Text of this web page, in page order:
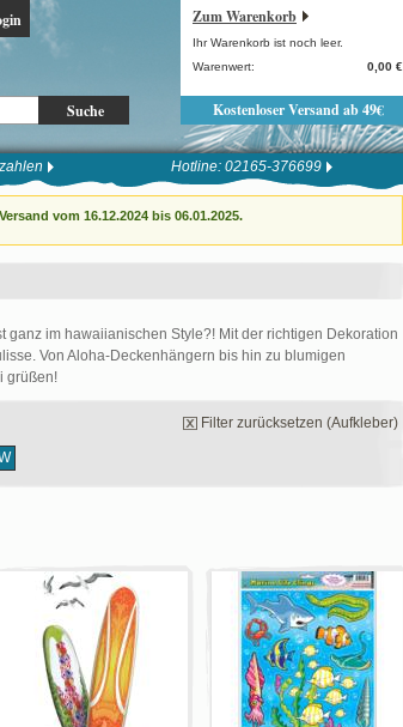
Suche
Zum Warenkorb
Ihr Warenkorb ist noch leer.
Warenwert:
0,00 €
Kostenloser Versand ab 49€
Hotline: 02165-376699
vom 16.12.2024 bis 06.01.2025.
im hawaiianischen Style?! Mit der richtigen Dekoration
Von Aloha-Deckenhängern bis hin zu blumigen
grüßen!
Filter zurücksetzen (Aufkleber)